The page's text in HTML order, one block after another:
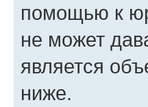
помощью к
не может
является
ниже.